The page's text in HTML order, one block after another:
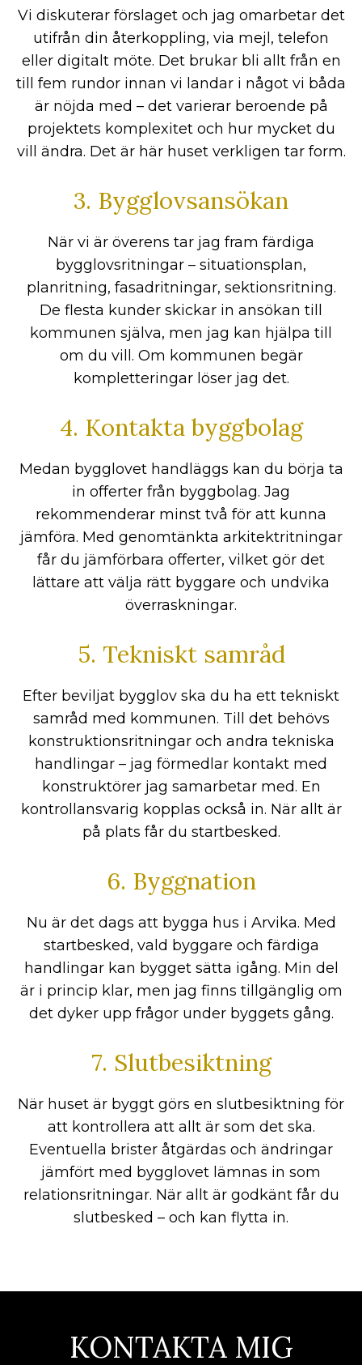
Vi diskuterar förslaget och jag omarbetar det
utifrån din återkoppling, via mejl, telefon
eller digitalt möte. Det brukar bli allt från en
till fem rundor innan vi landar i något vi båda
är nöjda med – det varierar beroende på
projektets komplexitet och hur mycket du
vill ändra. Det är här huset verkligen tar form.
3. Bygglovsansökan
När vi är överens tar jag fram färdiga
bygglovsritningar – situationsplan,
planritning, fasadritningar, sektionsritning.
De flesta kunder skickar in ansökan till
kommunen själva, men jag kan hjälpa till
om du vill. Om kommunen begär
kompletteringar löser jag det.
4. Kontakta byggbolag
Medan bygglovet handläggs kan du börja ta
in offerter från byggbolag. Jag
rekommenderar minst två för att kunna
jämföra. Med genomtänkta arkitektritningar
får du jämförbara offerter, vilket gör det
lättare att välja rätt byggare och undvika
överraskningar.
5. Tekniskt samråd
Efter beviljat bygglov ska du ha ett tekniskt
samråd med kommunen. Till det behövs
konstruktionsritningar och andra tekniska
handlingar – jag förmedlar kontakt med
konstruktörer jag samarbetar med. En
kontrollansvarig kopplas också in. När allt är
på plats får du startbesked.
6. Byggnation
Nu är det dags att bygga hus i Arvika. Med
startbesked, vald byggare och färdiga
handlingar kan bygget sätta igång. Min del
är i princip klar, men jag finns tillgänglig om
det dyker upp frågor under byggets gång.
7. Slutbesiktning
När huset är byggt görs en slutbesiktning för
att kontrollera att allt är som det ska.
Eventuella brister åtgärdas och ändringar
jämfört med bygglovet lämnas in som
relationsritningar. När allt är godkänt får du
slutbesked – och kan flytta in.
KONTAKTA MIG